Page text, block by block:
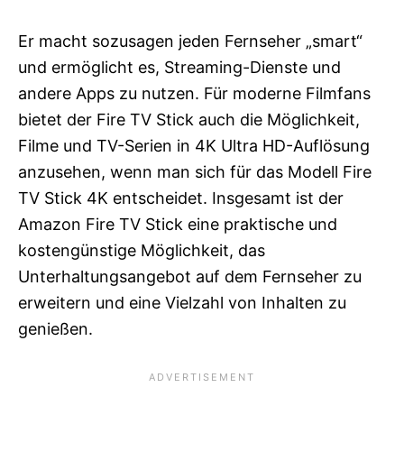
Er macht sozusagen jeden Fernseher „smart“
und ermöglicht es, Streaming-Dienste und
andere Apps zu nutzen. Für moderne Filmfans
bietet der Fire TV Stick auch die Möglichkeit,
Filme und TV-Serien in 4K Ultra HD-Auflösung
anzusehen, wenn man sich für das Modell Fire
TV Stick 4K entscheidet. Insgesamt ist der
Amazon Fire TV Stick eine praktische und
kostengünstige Möglichkeit, das
Unterhaltungsangebot auf dem Fernseher zu
erweitern und eine Vielzahl von Inhalten zu
genießen.